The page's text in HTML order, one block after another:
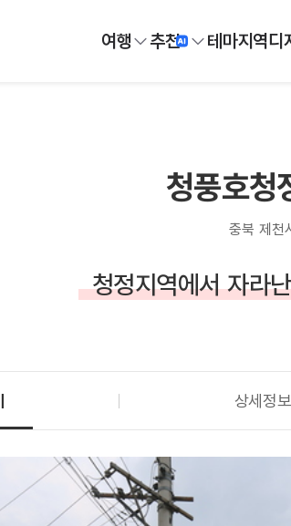
여행 추천 테마지역디
청풍호청
충북 제천
청정지역에서 자라
상세정보